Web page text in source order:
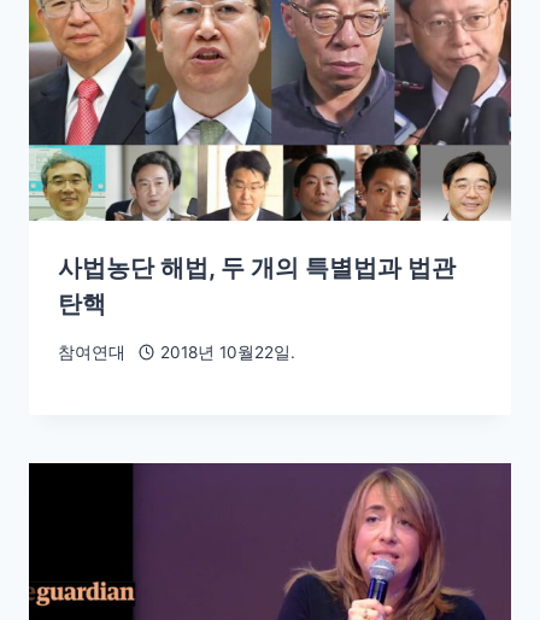
사법농단 해법, 두 개의 특별법과 법관
탄핵
참여연대 2018년 10월22일.